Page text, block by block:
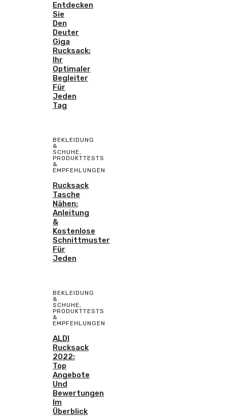
Entdecken
Sie
Den
Deuter
Giga
Rucksack:
Ihr
Optimaler
Begleiter
Für
Jeden
Tag
BEKLEIDUNG
&
SCHUHE,
PRODUKTTESTS
&
EMPFEHLUNGEN
Rucksack
Tasche
Nähen:
Anleitung
&
Kostenlose
Schnittmuster
Für
Jeden
BEKLEIDUNG
&
SCHUHE,
PRODUKTTESTS
&
EMPFEHLUNGEN
ALDI
Rucksack
2022:
Top
Angebote
Und
Bewertungen
Im
Überblick